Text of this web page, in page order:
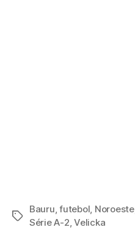
Tags
Bauru ,futebol Noroeste,
Série A-2 ,Velicka